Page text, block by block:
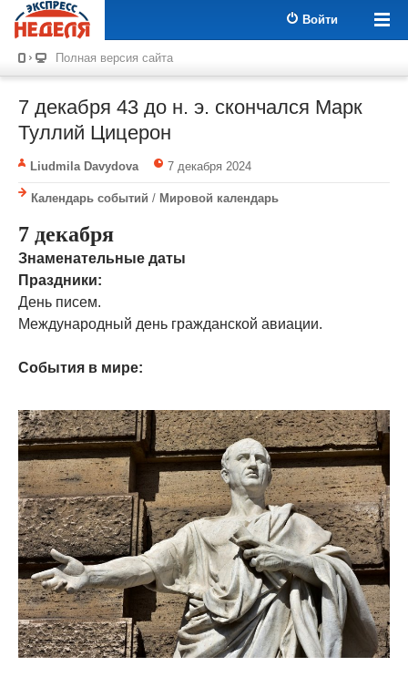
Войти
Полная версия сайта
7 декабря 43 до н. э. скончался Марк
Туллий Цицерон
Liudmila Davydova 7 декабря 2024
Календарь событий / Мировой календарь
7 декабря
Знаменательные даты
Праздники:
День писем.
Международный день гражданской авиации.
События в мире: